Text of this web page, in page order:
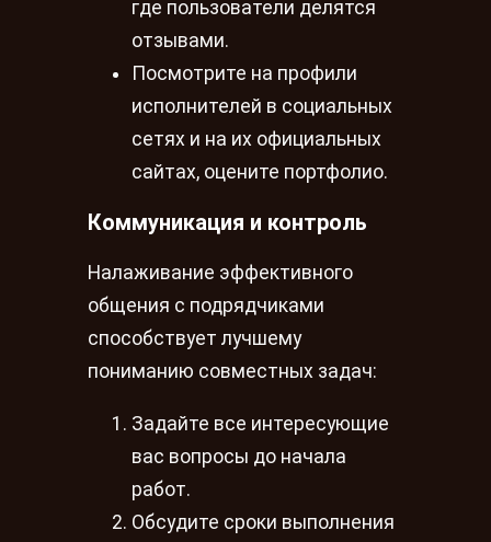
где пользователи делятся
отзывами.
Посмотрите на профили
исполнителей в социальных
сетях и на их официальных
сайтах, оцените портфолио.
Коммуникация и контроль
Налаживание эффективного
общения с подрядчиками
способствует лучшему
пониманию совместных задач:
Задайте все интересующие
вас вопросы до начала
работ.
Обсудите сроки выполнения